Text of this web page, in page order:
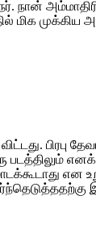
மிக
பிரபு
என